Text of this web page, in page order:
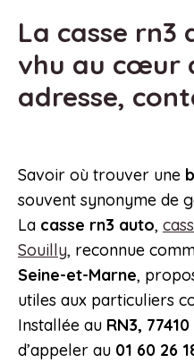
La casse rn3
vhu au cœur
adresse,
Savoir où trouver une
souvent synonyme de
La casse rn3 auto,
Souilly, reconnue
Seine-et-Marne,
utiles aux particuliers
Installée au RN3,
d’appeler au 01 60 26